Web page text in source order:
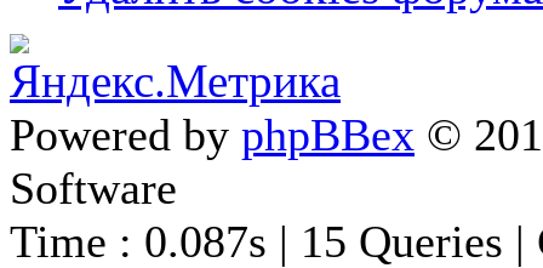
Powered by phpBBex ©
Software
Time : 0.087s | 15 Queries